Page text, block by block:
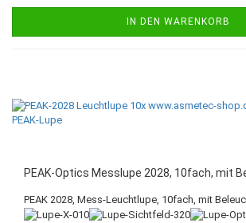
IN DEN WARENKORB
PEAK-Optics Messlupe 2028, 10fach, mit
PEAK 2028, Mess-Leuchtlupe, 10fach, mit